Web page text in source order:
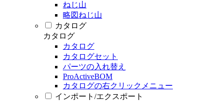
ねじ山
略図ねじ山
カタログ
カタログ
カタログ
カタログセット
パーツの入れ替え
ProActiveBOM
カタログの右クリックメニュー
インポート/エクスポート